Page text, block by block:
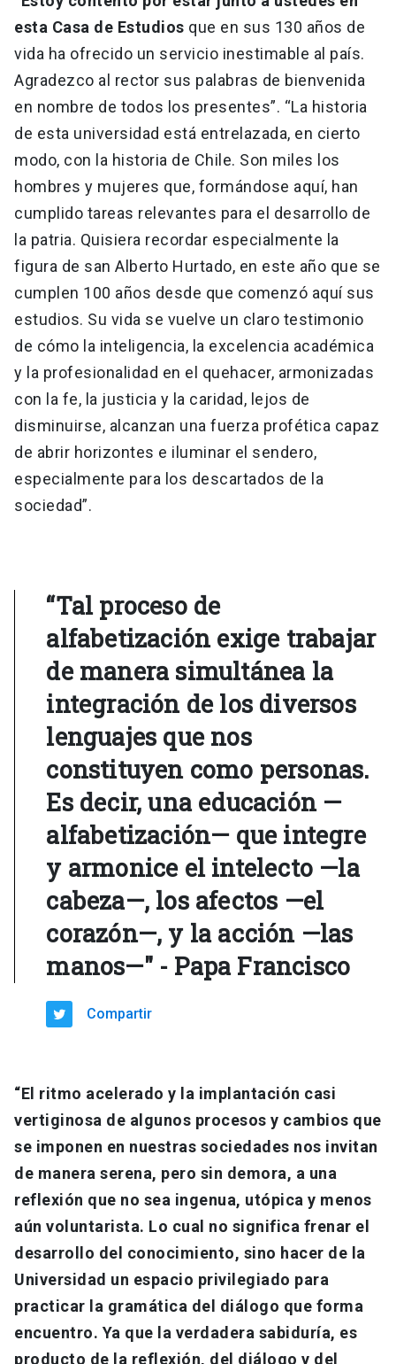
esta Casa de Estudios que en sus 130 años de
vida ha ofrecido un servicio inestimable al país.
Agradezco al rector sus palabras de bienvenida
en nombre de todos los presentes”. “La historia
de esta universidad está entrelazada, en cierto
modo, con la historia de Chile. Son miles los
hombres y mujeres que, formándose aquí, han
cumplido tareas relevantes para el desarrollo de
la patria. Quisiera recordar especialmente la
figura de san Alberto Hurtado, en este año que se
cumplen 100 años desde que comenzó aquí sus
estudios. Su vida se vuelve un claro testimonio
de cómo la inteligencia, la excelencia académica
y la profesionalidad en el quehacer, armonizadas
con la fe, la justicia y la caridad, lejos de
disminuirse, alcanzan una fuerza profética capaz
de abrir horizontes e iluminar el sendero,
especialmente para los descartados de la
sociedad”.
“Tal proceso de
alfabetización exige trabajar
de manera simultánea la
integración de los diversos
lenguajes que nos
constituyen como personas.
Es decir, una educación —
alfabetización— que integre
y armonice el intelecto —la
cabeza—, los afectos —el
corazón—, y la acción —las
manos—" - Papa Francisco
Compartir
“El ritmo acelerado y la implantación casi
vertiginosa de algunos procesos y cambios que
se imponen en nuestras sociedades nos invitan
de manera serena, pero sin demora, a una
reflexión que no sea ingenua, utópica y menos
aún voluntarista. Lo cual no significa frenar el
desarrollo del conocimiento, sino hacer de la
Universidad un espacio privilegiado para
practicar la gramática del diálogo que forma
encuentro. Ya que la verdadera sabiduría, es
producto de la reflexión, del diálogo y del